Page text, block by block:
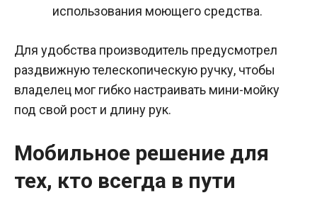
использования моющего средства.
Для удобства производитель предусмотрел
раздвижную телескопическую ручку, чтобы
владелец мог гибко настраивать мини-мойку
под свой рост и длину рук.
Мобильное решение для
тех, кто всегда в пути